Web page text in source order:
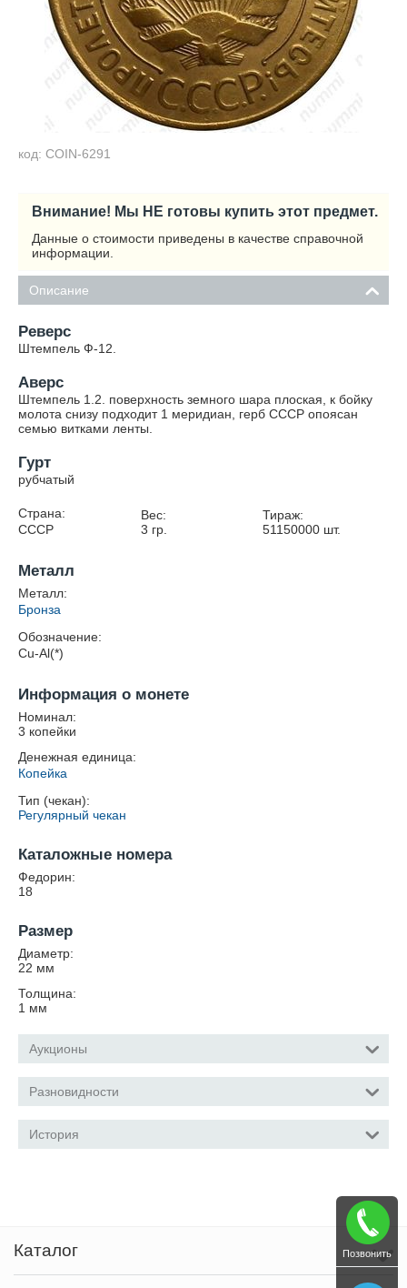
код: COIN-6291
Внимание! Мы НЕ готовы купить этот предмет.
Данные о стоимости приведены в качестве справочной
информации.
Описание
Реверс
Штемпель Ф-12.
Аверс
Штемпель 1.2. поверхность земного шара плоская, к бойку
молота снизу подходит 1 меридиан, герб СССР опоясан
семью витками ленты.
Гурт
рубчатый
Страна:
СССР
Вес:
3 гр.
Тираж:
51150000 шт.
Металл
Металл:
Бронза
Обозначение:
Cu-Al(*)
Информация о монете
Номинал:
3 копейки
Денежная единица:
Копейка
Тип (чекан):
Регулярный чекан
Каталожные номера
Федорин:
18
Размер
Диаметр:
22 мм
Толщина:
1 мм
Аукционы
Разновидности
История
Каталог Позвонить